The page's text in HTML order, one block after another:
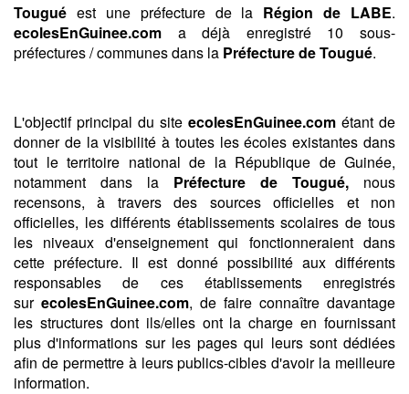
Tougué est une préfecture de la Région de LABE.
ecolesEnGuinee.com a déjà enregistré 10 sous-
préfectures / communes dans la Préfecture de Tougué.
L'objectif principal du site ecolesEnGuinee.com étant de
donner de la visibilité à toutes les écoles existantes dans
tout le territoire national de la République de Guinée,
notamment dans la Préfecture de Tougué, nous
recensons, à travers des sources officielles et non
officielles, les différents établissements scolaires de tous
les niveaux d'enseignement qui fonctionneraient dans
cette préfecture. Il est donné possibilité aux différents
responsables de ces établissements enregistrés
sur ecolesEnGuinee.com, de faire connaître davantage
les structures dont ils/elles ont la charge en fournissant
plus d'informations sur les pages qui leurs sont dédiées
afin de permettre à leurs publics-cibles d'avoir la meilleure
information.